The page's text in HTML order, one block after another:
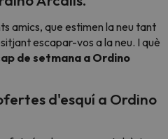
amics, que estimen la neu tant
escapar-vos a la neu. I què
de setmana a Ordino
d'esquí a Ordino